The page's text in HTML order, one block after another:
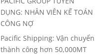
DỤNG: NHÂN VIÊN KẾ TOÁN
CÔNG NỢ
Pacific Shipping: Vận chuyển
thành công hơn 50,000MT